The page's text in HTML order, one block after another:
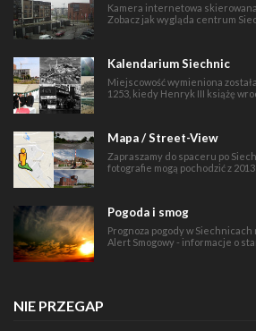
Kamera internetowa
Zobacz jak wygląda centrum
Kalendarium Siechnic
Miejscowość wymieniona
1253, kiedy Henryk III książę
Mapa / Street-View
Zapraszamy do spaceru po
fotografie mogą pochodzić z 2013
Pogoda i smog
Prognoza pogody w
Alert Smogowy - informacje o
NIE PRZEGAP